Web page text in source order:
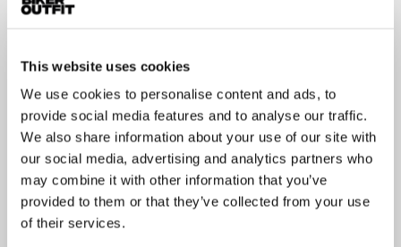
This website uses cookies
We use cookies to personalise content and ads, to
provide social media features and to analyse our traffic.
We also share information about your use of our site with
our social media, advertising and analytics partners who
may combine it with other information that you’ve
provided to them or that they’ve collected from your use
of their services.
Aanmelden